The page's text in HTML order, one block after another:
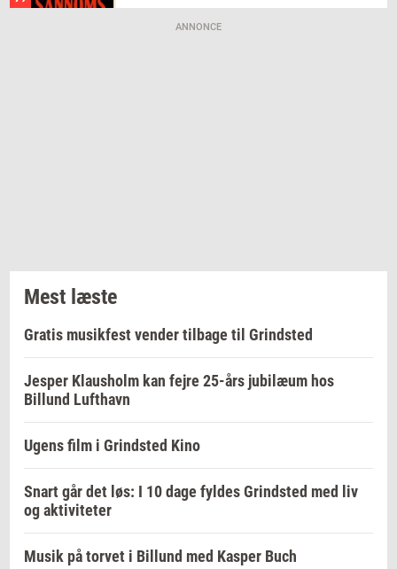
ANNONCE
Mest læste
Gratis musikfest vender tilbage til Grindsted
Jesper Klausholm kan fejre 25-års jubilæum hos
Billund Lufthavn
Ugens film i Grindsted Kino
Snart går det løs: I 10 dage fyldes Grindsted med liv
og aktiviteter
Musik på torvet i Billund med Kasper Buch